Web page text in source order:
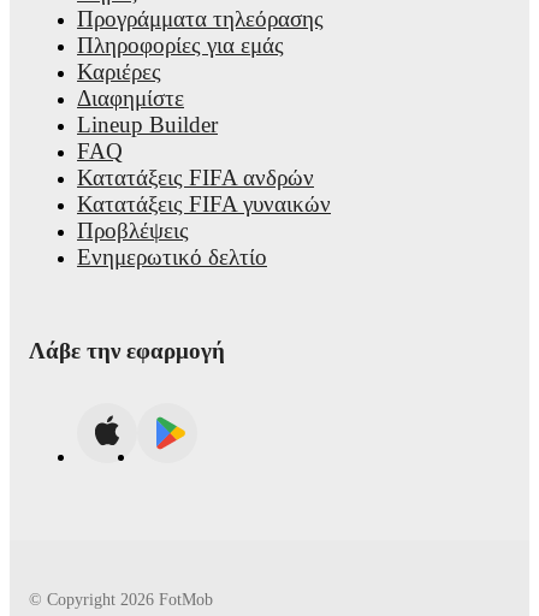
Προγράμματα τηλεόρασης
Πληροφορίες για εμάς
Καριέρες
Διαφημίστε
Lineup Builder
FAQ
Κατατάξεις FIFA ανδρών
Κατατάξεις FIFA γυναικών
Προβλέψεις
Ενημερωτικό δελτίο
Λάβε την εφαρμογή
© Copyright 2026 FotMob